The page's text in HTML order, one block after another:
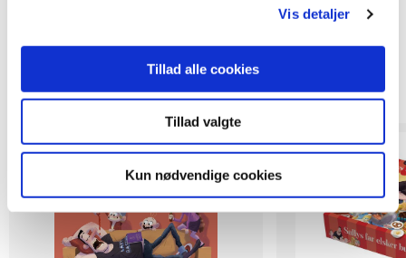
Vis detaljer
Tillad alle cookies
Tillad valgte
Kun nødvendige cookies
Titler i serien
Forudbestilling Forudbestilling